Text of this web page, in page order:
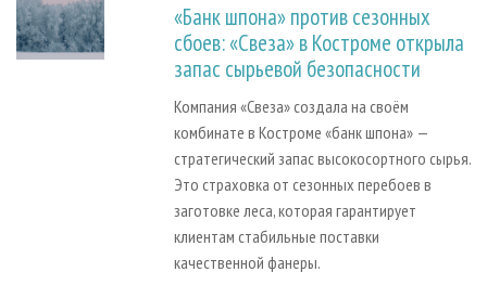
«Банк шпона» против сезонных
сбоев: «Свеза» в Костроме открыла
запас сырьевой безопасности
Компания «Свеза» создала на своём
комбинате в Костроме «банк шпона» —
стратегический запас высокосортного сырья.
Это страховка от сезонных перебоев в
заготовке леса, которая гарантирует
клиентам стабильные поставки
качественной фанеры.